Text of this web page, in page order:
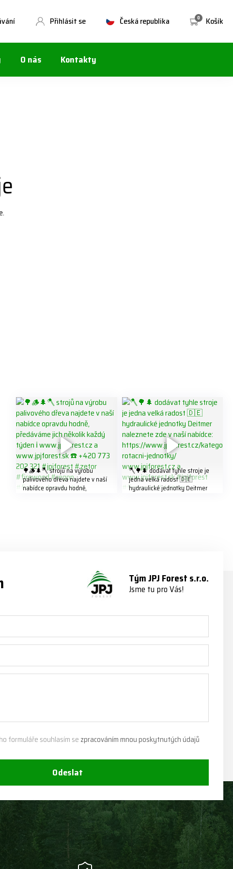
0 Košík
Česká republika
Přihlásit se
O nás Kontakty
🌳🪵🌲🪓 strojů na výrobu
palivového dřeva najdete v naší
nabídce opravdu hodně,
🪓🌳🌲 dodávat tyhle stroje je
jedna velká radost 🇩🇪
hydraulické jednotky Deitmer
Tým JPJ Forest s.r.o.
Jsme tu pro Vás!
formuláře souhlasím se zpracováním mnou poskytnutých údajů
Odeslat